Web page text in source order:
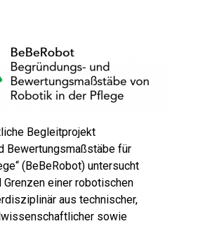
Begleitprojekt
Bewertungsmaßstäbe für
(BeBeRobot) untersucht
Grenzen einer robotischen
aus technischer,
sowie